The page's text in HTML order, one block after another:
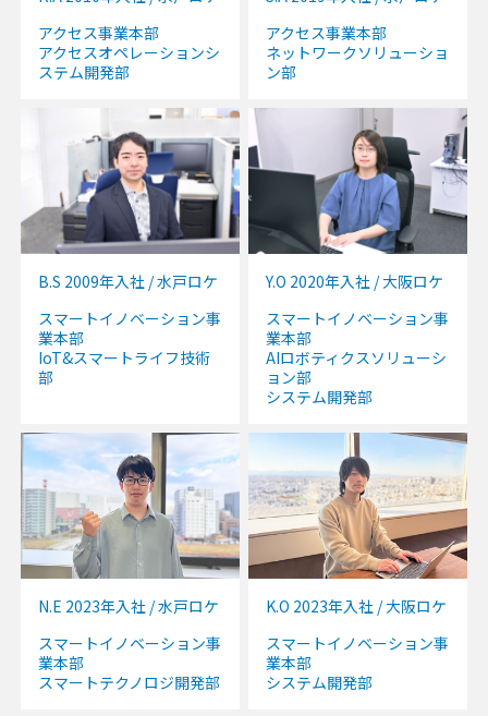
アクセス事業本部
アクセスオペレーションシ
ステム開発部
アクセス事業本部
ネットワークソリューショ
ン部
B.S 2009年入社 / 水戸ロケ
スマートイノベーション事
業本部
IoT&スマートライフ技術
部
Y.O 2020年入社 / 大阪ロケ
スマートイノベーション事
業本部
AIロボティクスソリューシ
ョン部
システム開発部
N.E 2023年入社 / 水戸ロケ
スマートイノベーション事
業本部
スマートテクノロジ開発部
K.O 2023年入社 / 大阪ロケ
スマートイノベーション事
業本部
システム開発部